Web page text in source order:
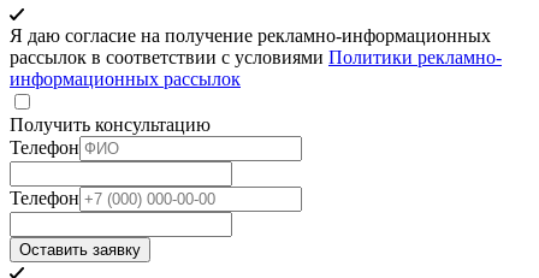
Я даю согласие на получение рекламно-информационных
рассылок в соответствии с условиями Политики рекламно-
информационных рассылок
Получить консультацию
Телефон
Телефон
Оставить заявку